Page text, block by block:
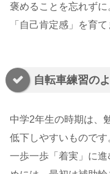
褒めることを忘れずに
「自己肯定感」を育て
自転車練習の
中学2年生の時期は、
低下しやすいものです
一歩一歩「着実」に